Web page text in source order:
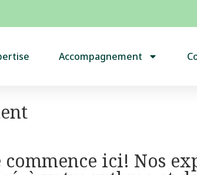
Accompagnement
ici! Nos